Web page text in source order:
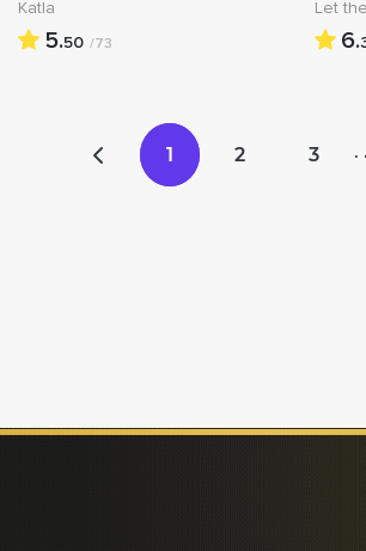
Katla
5.50 /73
Let
6.
1 2 3 ·